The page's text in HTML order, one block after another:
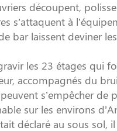
découpent,
s’attaquent à
bar laissent deviner
les 23 étages qui
accompagnés du
s’empêcher de
sur les environs
déclaré au sous sol,